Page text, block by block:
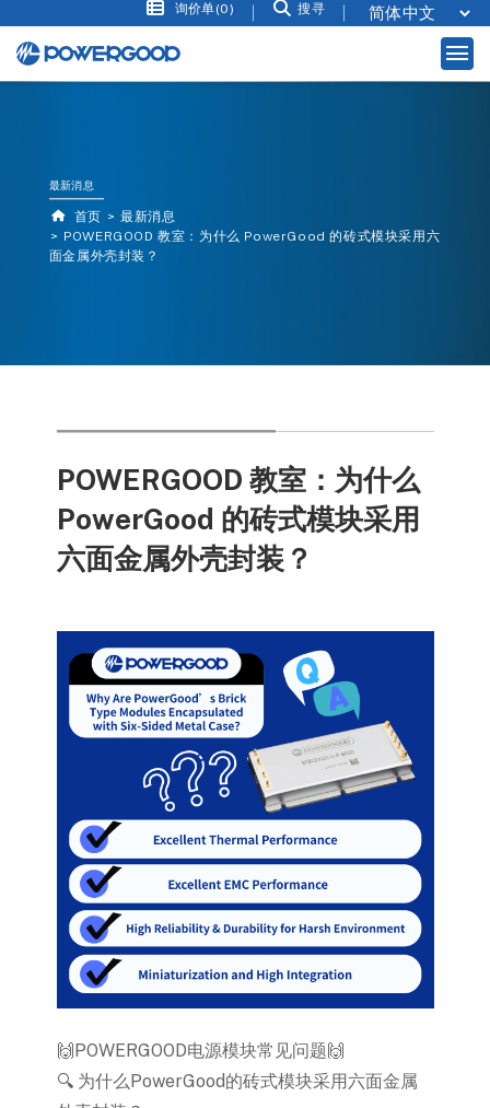
询价单(0) 搜寻
最新消息
首页
最新消息
POWERGOOD 教室：为什么 PowerGood 的砖式模块采用六
面金属外壳封装？
POWERGOOD 教室：为什么
PowerGood 的砖式模块采用
六面金属外壳封装？
🙌POWERGOOD电源模块常见问题🙌
🔍 为什么PowerGood的砖式模块采用六面金属